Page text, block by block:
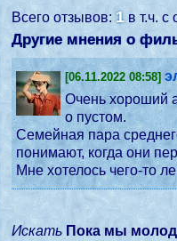
Всего отзывов:1в т.ч. с
Другие мнения о
[06.11.2022 08:58]
Очень хороший
о пустом.
Семейная пара
понимают, когда они
Мне хотелось чего-то
Искать Пока мы